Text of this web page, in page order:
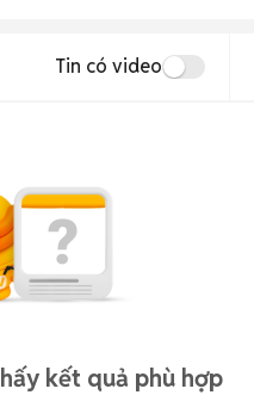
Tin có video
kết quả phù hợp